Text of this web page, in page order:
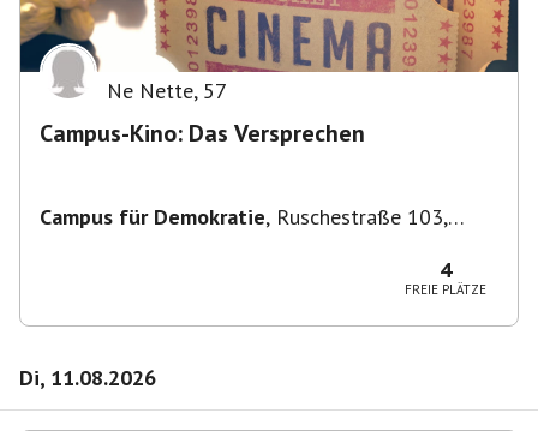
Ne Nette, 57
Campus-Kino: Das Versprechen
Campus für Demokratie, Ruschestraße 103,
4
FREIE PLÄTZE
Di, 11.08.2026